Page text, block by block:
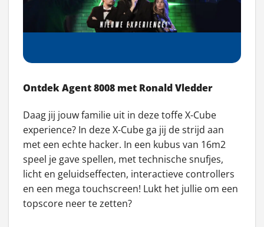
Ontdek Agent 8008 met Ronald Vledder
Daag jij jouw familie uit in deze toffe X-Cube
experience? In deze X-Cube ga jij de strijd aan
met een echte hacker. In een kubus van 16m2
speel je gave spellen, met technische snufjes,
licht en geluidseffecten, interactieve controllers
en een mega touchscreen! Lukt het jullie om een
topscore neer te zetten?